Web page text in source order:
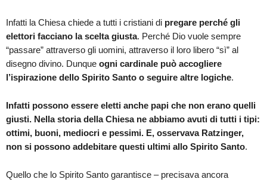
Infatti la Chiesa chiede a tutti i cristiani di pregare perché gli
elettori facciano la scelta giusta. Perché Dio vuole sempre
“passare” attraverso gli uomini, attraverso il loro libero “sì” al
disegno divino. Dunque ogni cardinale può accogliere
l’ispirazione dello Spirito Santo o seguire altre logiche.
Infatti possono essere eletti anche papi che non erano quelli
giusti. Nella storia della Chiesa ne abbiamo avuti di tutti i tipi:
ottimi, buoni, mediocri e pessimi. E, osservava Ratzinger,
non si possono addebitare questi ultimi allo Spirito Santo.
Quello che lo Spirito Santo garantisce – precisava ancora